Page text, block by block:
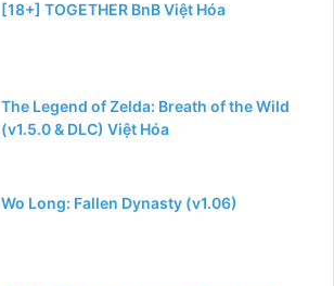
[18+] TOGETHER BnB Việt Hóa
The Legend of Zelda: Breath of the Wild
(v1.5.0 & DLC) Việt Hóa
Wo Long: Fallen Dynasty (v1.06)